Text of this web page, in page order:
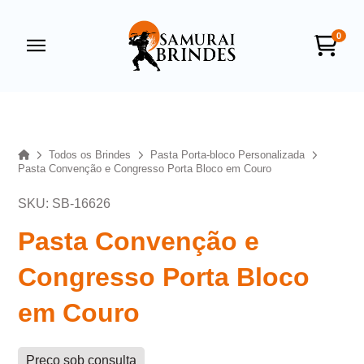
0
HomeTodos os Brindes
Pasta Porta-bloco Personalizada
Pasta Convenção e Congresso Porta Bloco em Couro
SKU: SB-16626
Pasta Convenção e
Congresso Porta Bloco
em Couro
Preço sob consulta